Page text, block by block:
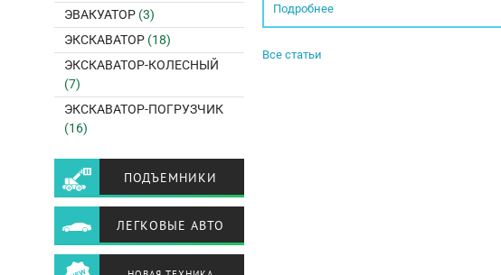
Подробнее
Все статьи
ЭВАКУАТОР (3)
ЭКСКАВАТОР (18)
ЭКСКАВАТОР-КОЛЕСНЫЙ
(7)
ЭКСКАВАТОР-ПОГРУЗЧИК
(16)
ПОДЪЕМНИКИ
ЛЕГКОВЫЕ АВТО